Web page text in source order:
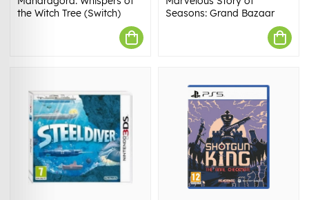
the Witch Tree (Switch)
Seasons: Grand Bazaar